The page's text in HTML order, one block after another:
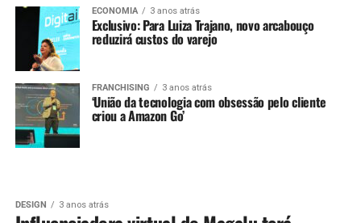
ECONOMIA 3 anos atrás
Exclusivo: Para Luiza Trajano, novo arcabouço
reduzirá custos do varejo
FRANCHISING 3 anos atrás
‘União da tecnologia com obsessão pelo cliente
criou a Amazon Go’
DESIGN 3 anos atrás